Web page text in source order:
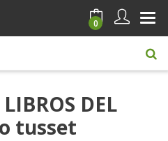
0
DEL
tusset